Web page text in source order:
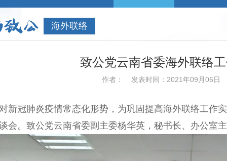
海外联络
致公党云南省委海外联络
作者： 发表时间：2021年09月06日
肺炎疫情常态化形势，为巩固提高海外联络工作实
会。致公党云南省委副主委杨华英，秘书长、办公室